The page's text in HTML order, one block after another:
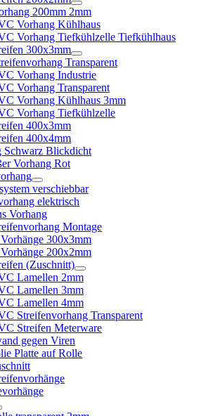
200mm 2mm
Vorhang Kühlhaus
Vorhang Tiefkühlzelle Tiefkühlhaus
300x3mm
Transparent
Vorhang Industrie
Vorhang Transparent
Vorhang Kühlhaus 3mm
Vorhang Tiefkühlzelle
400x3mm
400x4mm
Schwarz Blickdicht
Vorhang Rot
verschiebbar
elektrisch
Vorhang
Montage
300x3mm
200x2mm
(Zuschnitt)
Lamellen 2mm
Lamellen 3mm
Lamellen 4mm
Streifenvorhang Transparent
Streifen Meterware
gegen Viren
Platte auf Rolle